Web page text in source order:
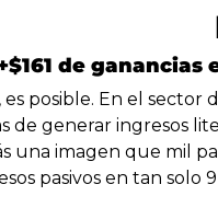
de ganancias
es posible. En el sector
de generar ingresos
una imagen que mil
pasivos en tan solo